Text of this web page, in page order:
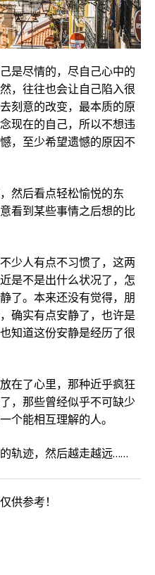
是尽情的，尽自己心中的
，往往也会让自己陷入很
刻意的改变，最本质的原
现在的自己，所以不想违
，至少希望遗憾的原因不
然后看点轻松愉悦的东
看到某些事情之后想的比
少人有点不习惯了，这两
是不是出什么状况了，怎
了。本来还没有觉得，朋
确实有点安静了，也许是
知道这份安静是经历了很
在了心里，那种近乎疯狂
，那些曾经似乎不可缺少
个能相互理解的人。
轨迹，然后越走越远……
供参考！